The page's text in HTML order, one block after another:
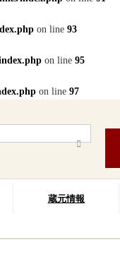
on line 93
on line 95
on line 97
蔵元情報